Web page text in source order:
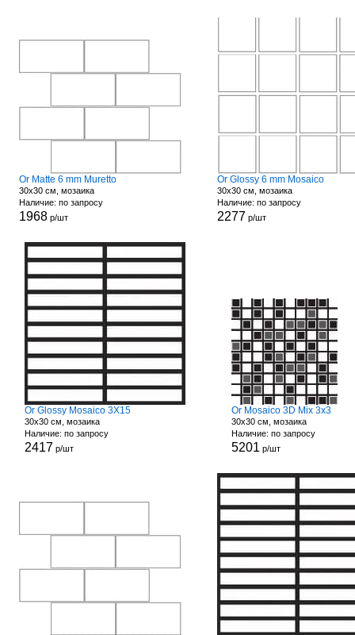
Or Matte 6 mm Muretto
30x30 см, мозаика
Наличие: по запросу
1968р/шт
Or Glossy 6 mm Mosaico
30x30 см, мозаика
Наличие: по запросу
2277 р/шт
Or Glossy Mosaico 3X15
30x30 см, мозаика
Наличие: по запросу
2417 р/шт
Or Mosaico 3D Mix 3x3
30x30 см, мозаика
Наличие: по запросу
5201 р/шт